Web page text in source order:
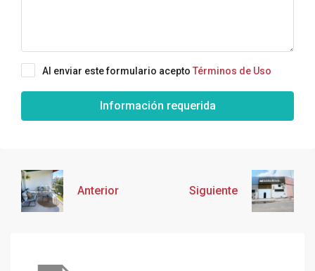
Al enviar este formulario acepto Términos de Uso
Información requerida
Anterior Siguiente